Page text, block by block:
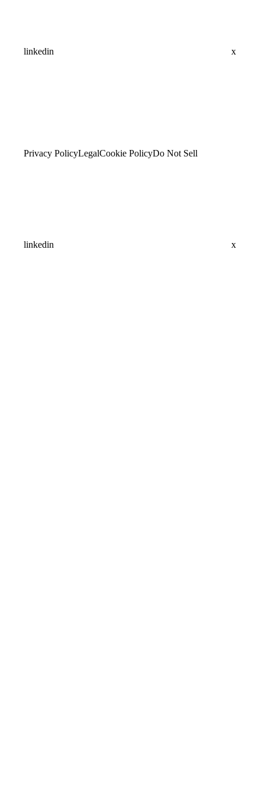
linkedin x
Privacy PolicyLegalCookie PolicyDo Not Sell
linkedin x